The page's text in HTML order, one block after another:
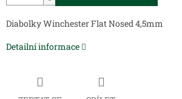
Diabolky Winchester Flat Nosed 4,5mm
Detailní informace